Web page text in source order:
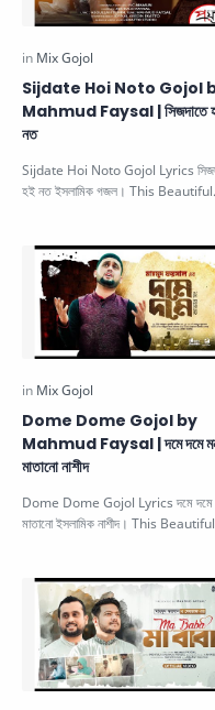
Sijdate Hoi Noto Gojol
Mahmud Faysal | সিজদাতে
নত
Sijdate Hoi Noto Gojol Lyrics
হই নত ইসলামিক গজল। This Beautiful
Dome Dome Gojol by
Mahmud Faysal | দমে দমে
মাতানো নাশীদ
Dome Dome Gojol Lyrics দমে দমে
মাতানো ইসলামিক নাশীদ। This Beautiful